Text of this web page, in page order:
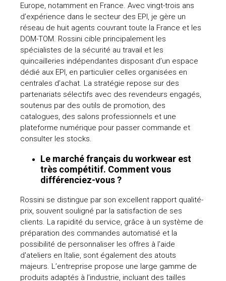
Europe, notamment en France. Avec vingt-trois ans
d’expérience dans le secteur des EPI, je gère un
réseau de huit agents couvrant toute la France et les
DOM-TOM. Rossini cible principalement les
spécialistes de la sécurité au travail et les
quincailleries indépendantes disposant d’un espace
dédié aux EPI, en particulier celles organisées en
centrales d’achat. La stratégie repose sur des
partenariats sélectifs avec des revendeurs engagés,
soutenus par des outils de promotion, des
catalogues, des salons professionnels et une
plateforme numérique pour passer commande et
consulter les stocks.
Le marché français du workwear est
très compétitif. Comment vous
différenciez-vous ?
Rossini se distingue par son excellent rapport qualité-
prix, souvent souligné par la satisfaction de ses
clients. La rapidité du service, grâce à un système de
préparation des commandes automatisé et la
possibilité de personnaliser les offres à l'aide
d'ateliers en Italie, sont également des atouts
majeurs. L’entreprise propose une large gamme de
produits adaptés à l’industrie, incluant des tailles